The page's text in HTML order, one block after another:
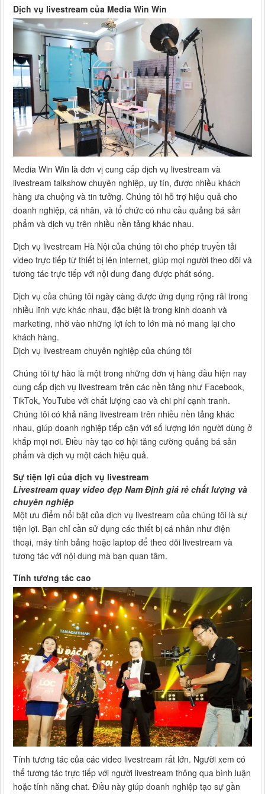
Dịch vụ livestream của Media Win Win
Media Win Win là đơn vị cung cấp dịch vụ livestream và
livestream talkshow chuyên nghiệp, uy tín, được nhiều khách
hàng ưa chuộng và tin tưởng. Chúng tôi hỗ trợ hiệu quả cho
doanh nghiệp, cá nhân, và tổ chức có nhu cầu quảng bá sản
phẩm và dịch vụ trên nhiều nền tảng khác nhau.
Dịch vụ livestream Hà Nội của chúng tôi cho phép truyền tải
video trực tiếp từ thiết bị lên internet, giúp mọi người theo dõi và
tương tác trực tiếp với nội dung đang được phát sóng.
Dịch vụ của chúng tôi ngày càng được ứng dụng rộng rãi trong
nhiều lĩnh vực khác nhau, đặc biệt là trong kinh doanh và
marketing, nhờ vào những lợi ích to lớn mà nó mang lại cho
khách hàng.
Dịch vụ livestream chuyên nghiệp của chúng tôi
Chúng tôi tự hào là một trong những đơn vị hàng đầu hiện nay
cung cấp dịch vụ livestream trên các nền tảng như Facebook,
TikTok, YouTube với chất lượng cao và chi phí cạnh tranh.
Chúng tôi có khả năng livestream trên nhiều nền tảng khác
nhau, giúp doanh nghiệp tiếp cận với số lượng lớn người dùng ở
khắp mọi nơi. Điều này tạo cơ hội tăng cường quảng bá sản
phẩm và dịch vụ một cách hiệu quả.
Sự tiện lợi của dịch vụ livestream
Livestream quay video đẹp Nam Định giá rẻ chất lượng và
chuyên nghiệp
Một ưu điểm nổi bật của dịch vụ livestream của chúng tôi là sự
tiện lợi. Bạn chỉ cần sử dụng các thiết bị cá nhân như điện
thoại, máy tính bảng hoặc laptop để theo dõi livestream và
tương tác với nội dung mà bạn quan tâm.
Tính tương tác cao
Tính tương tác của các video livestream rất lớn. Người xem có
thể tương tác trực tiếp với người livestream thông qua bình luận
hoặc tính năng chat. Điều này giúp doanh nghiệp tạo sự gần